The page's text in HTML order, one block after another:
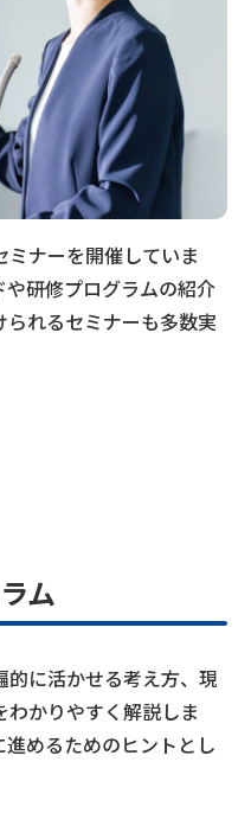
ナーを開催していま
研修プログラムの紹介
れるセミナーも多数実
ム
に活かせる考え方、現
かりやすく解説しま
めるためのヒントとし